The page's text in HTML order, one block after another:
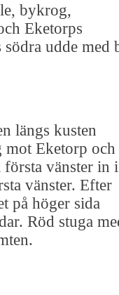
bykrog,
Eketorps
udde med
längs kusten
mot Eketorp och
vänster in i
vänster. Efter
på höger sida
Röd stuga